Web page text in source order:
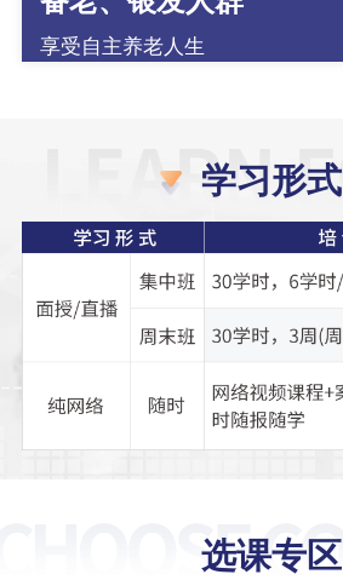
享受自主养老人生
学习形式
选课专区